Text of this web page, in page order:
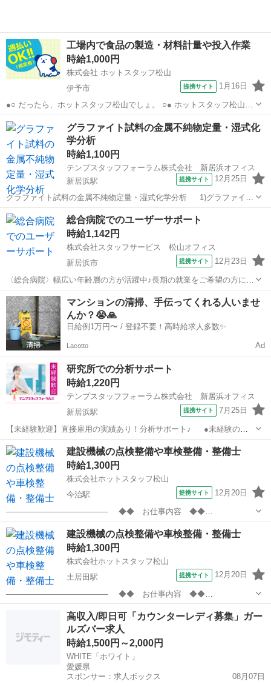
工場内で食品の製造・材料計量や投入作業
時給1,000円
株式会社 ホットスタッフ松山
伊予市
提携サイト 1月16日
●○ だったら、ホットスタッフ松山でしょ。 ○● ホットスタッフ松山は
地域密着！ あなたに一番近い派遣会社として皆様を全力でサポートい
たします。 ＼職場見学も実施中／ ※時間は10～30分程度になりま
す。 ●○ 嬉しい特...
愛媛
グラファイト試料の金属不純物定量・湿式化
学分析
時給1,100円
テンプスタッフフォーラム株式会社 新居浜オフィス
新居浜駅
提携サイト 12月25日
グラファイト試料の金属不純物定量・湿式化学分析 1)グラファイト
試料中の金属不純物の定量 管状炉灰化、酸試薬を用いた溶解処理等
2)湿式化学分析による無機元素の定性、定量 酸、アルカリを用いた
融解操作使用機器：ICP-AE...
愛媛 新居浜市 新居浜駅 その他
総合病院でのユーザーサポート
時給1,142円
株式会社スタッフサービス 松山オフィス
新居浜市
提携サイト 12月23日
〈総合病院〉幅広い年齢層の方が活躍中♪長期の就業をご希望の方にオ
ススメです！ 【お仕事の内容】院内のパソコン・スマートフォ
ン・ＰＨＳ・ネットワークなどの運用保守業務、電子カルテシステ
ム・部門システムなどの運用保守、更新...
愛媛 新居浜市
マンションの清掃、手伝ってくれる人いませ
んか？😭🙏
日給例1万円〜 / 登録不要！高時給求人多数✨
Lacotto Ad
研究所での分析サポート
時給1,220円
テンプスタッフフォーラム株式会社 新居浜オフィス
新居浜駅
提携サイト 7月25日
【未経験歓迎】直接雇用の実績あり！分析サポート♪ ●未経験の方
や文系の方も歓迎！フォローばっちりで教えてもらえる環境☆ ●ピア
ス髪色ネイル自由♪オシャレを楽しみたい方にもぴったり♪ ●正社員登
用の実績アリ☆長く安...
愛媛 新居浜市 新居浜駅 その他
建設機械の点検整備や車検整備・整備士
時給1,300円
株式会社ホットスタッフ松山
今治駅
提携サイト 12月20日
————————————— ◆◆ お仕事内容 ◆◆
————————————— 今治市で 建設機械の点検等をする 整備
士さんのおシゴトをお任せします◎ なんと!! 資格なしOK!! 未経験OK!!
もちろん資格や...
愛媛 今治市 今治駅 その他
建設機械の点検整備や車検整備・整備士
時給1,300円
株式会社ホットスタッフ松山
土居田駅
提携サイト 12月20日
————————————— ◆◆ お仕事内容 ◆◆
————————————— 松山市中心部で 建設機械の点検等をする
整備士さんのおシゴトをお任せします◎ なんと!! 資格なしOK!! 未経験
松山市 土居田駅 その他
高収入/即日可「カウンターレディ募集」ガー
ルズバー求人
時給1,500円～2,000円
WHITE「ホワイト」
愛媛県
スポンサー：求人ボックス
08月07日